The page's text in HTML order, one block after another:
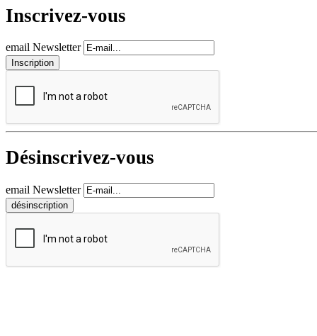
Inscrivez-vous
email Newsletter
Désinscrivez-vous
email Newsletter